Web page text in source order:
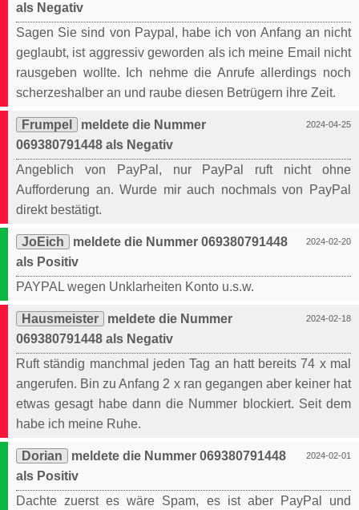
als Negativ
Sagen Sie sind von Paypal, habe ich von Anfang an nicht
geglaubt, ist aggressiv geworden als ich meine Email nicht
rausgeben wollte. Ich nehme die Anrufe allerdings noch
scherzeshalber an und raube diesen Betrügern ihre Zeit.
2024-04-25
Frumpel
meldete die Nummer
069380791448 als Negativ
Angeblich von PayPal, nur PayPal ruft nicht ohne
Aufforderung an. Wurde mir auch nochmals von PayPal
direkt bestätigt.
2024-02-20
JoEich
meldete die Nummer 069380791448
als Positiv
PAYPAL wegen Unklarheiten Konto u.s.w.
2024-02-18
Hausmeister
meldete die Nummer
069380791448 als Negativ
Ruft ständig manchmal jeden Tag an hatt bereits 74 x mal
angerufen. Bin zu Anfang 2 x ran gegangen aber keiner hat
etwas gesagt habe dann die Nummer blockiert. Seit dem
habe ich meine Ruhe.
2024-02-01
Dorian
meldete die Nummer 069380791448
als Positiv
Dachte zuerst es wäre Spam, es ist aber PayPal und